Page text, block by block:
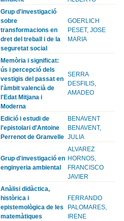
Grup d'investigació
sobre
transformacions en
dret del treball i de la
seguretat social
GOERLICH
PESET, JOSE
MARIA
Memòria i significat:
ús i percepció dels
vestigis del passat en
l'àmbit valencià de
l'Edat Mitjana i
Moderna
SERRA
DESFILIS,
AMADEO
Edició i estudi de
l'epistolari d'Antoine
Perrenot de Granvelle
BENAVENT
BENAVENT,
JULIA
Grup d'investigació en
enginyeria ambiental
ALVAREZ
HORNOS,
FRANCISCO
JAVIER
Anàlisi didàctica,
històrica i
epistemològica de les
matemàtiques
FERRANDO
PALOMARES,
IRENE